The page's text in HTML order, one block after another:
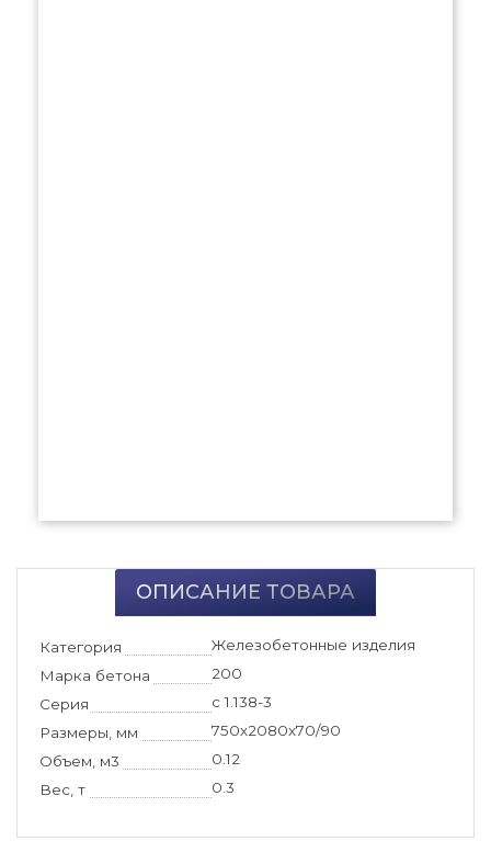
ОПИСАНИЕ ТОВАРА
Категория
Железобетонные изделия
Марка бетона
200
Серия
с 1.138-3
Размеры, мм
750х2080х70/90
Объем, м3
0.12
Вес, т
0.3